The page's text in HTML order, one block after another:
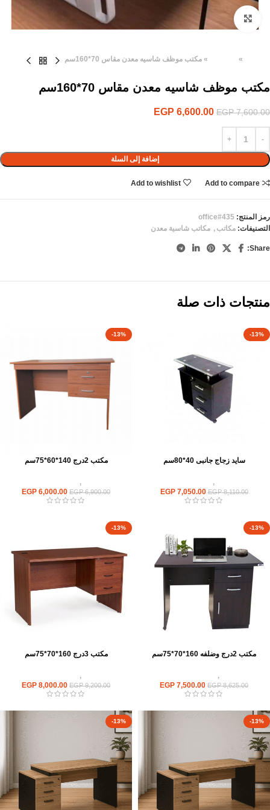
Click to enlarge
»
» مكتب موظف شاسيه معدن مقاس 70*160سم
مكتب موظف شاسيه معدن مقاس 70*160سم
EGP7,600.00
EGP 6,600.00
إضافة إلى السلة
Add to compare
Add to wishlist
رمز المنتج: office#435
التصنيفات: مكاتب , مكاتب شاسية معدن
Share:
منتجات ذات صلة
-13%
سايد زجاج جانبى 40*80سم
مكاتب,
EGP8,110.00
EGP7,050.00
-13%
مكتب 2درج 140*60*75سم
مكاتب,
EGP6,900.00
EGP 6,000.00
-13%
مكتب 2درج وضلفه 160*70*75سم
مكاتب,
EGP8,625.00
EGP 7,500.00
-13%
مكتب 3درج 160*70*75سم
مكاتب,
EGP9,200.00
EGP 8,000.00
-13%
-13%